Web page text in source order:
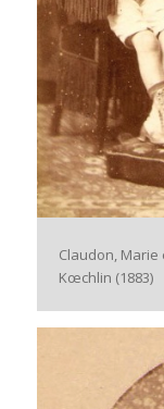
Claudon,
Kœchlin (1883)